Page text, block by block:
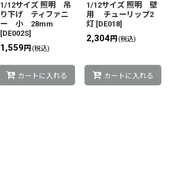
1/12サイズ 照明 吊
り下げ ティファニ
ー 小 28mm
[DE002S]
1,559円 (税込)
カートに入れる
1/12サイズ 照明 壁
用 チューリップ2
灯 [DE018]
2,304円 (税込)
カートに入れる